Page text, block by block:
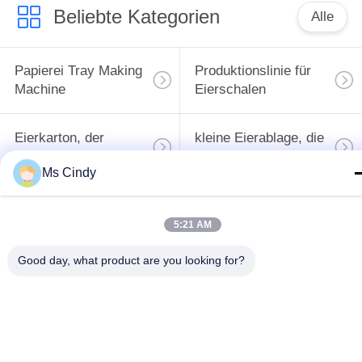
Beliebte Kategorien Alle
Papierei Tray Making
Machine
Produktionslinie für
Eierschalen
Eierkarton, der
Maschine herstellt
kleine Eierablage, die
Ms Cindy
5:21 AM
Good day, what product are you looking for?